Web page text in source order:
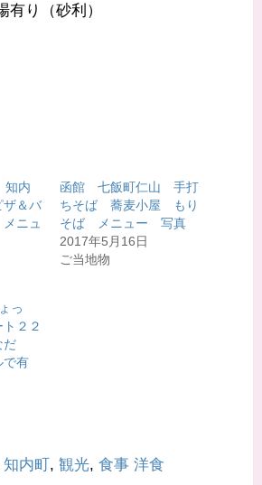
有り（砂利）
知内
＆バ
ニュ
函館 七飯町仁山 手打
ちそば 蕎麦小屋 もり
そば メニュー 写真
2017年5月16日
ご当地物
っ
２２
だ
有
知内町, 観光, 食事 洋食